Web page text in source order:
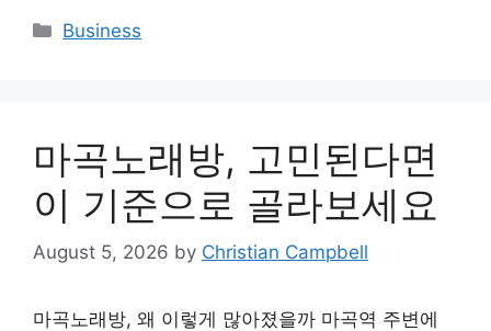
Categories
Business
마곡노래방, 고민된다면
이 기준으로 골라보세요
August 5, 2026 by Christian Campbell
마곡노래방, 왜 이렇게 많아졌을까 마곡역 주변에